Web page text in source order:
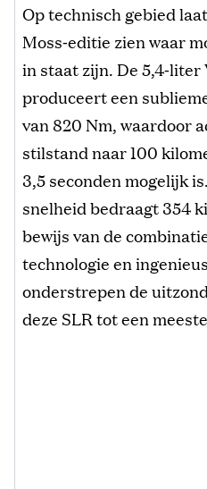
Op technisch gebied
Moss‑editie zien waar
in staat zijn. De
produceert een
van 820 Nm, waardoor
stilstand naar 100
3,5 seconden mogelijk
snelheid bedraagt 354
bewijs van de
technologie en
onderstrepen de
deze SLR tot een